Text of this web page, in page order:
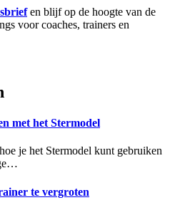
en blijf op de hoogte van de
voor coaches, trainers en
met het Stermodel
je het Stermodel kunt gebruiken
te vergroten